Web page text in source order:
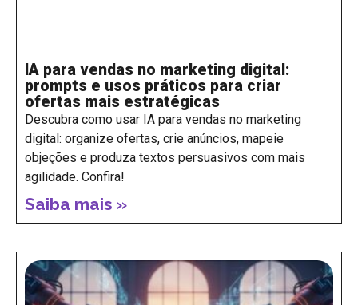
IA para vendas no marketing digital:
prompts e usos práticos para criar
ofertas mais estratégicas
Descubra como usar IA para vendas no marketing
digital: organize ofertas, crie anúncios, mapeie
objeções e produza textos persuasivos com mais
agilidade. Confira!
Saiba mais »